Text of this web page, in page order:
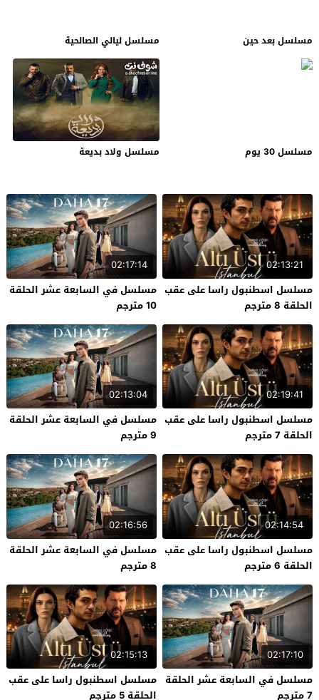
مسلسل بعد حين مسلسل ليالي الصالحية
مسلسل 30 يوم مسلسل ولاد بديعة
02:13:21
مسلسل اسطنبول راسا على عقب
الحلقة 8 مترجم
02:17:14
مسلسل في السابعة عشر الحلقة
10 مترجم
02:19:41
مسلسل اسطنبول راسا على عقب
الحلقة 7 مترجم
02:13:04
مسلسل في السابعة عشر الحلقة
9 مترجم
02:14:54
مسلسل اسطنبول راسا على عقب
الحلقة 6 مترجم
02:16:56
مسلسل في السابعة عشر الحلقة
8 مترجم
02:17:10
مسلسل في السابعة عشر الحلقة
7 مترجم
02:15:13
مسلسل اسطنبول راسا على عقب
الحلقة 5 مترجم